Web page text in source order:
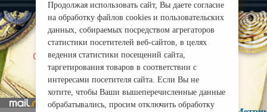
О нас |
mirprognoz@mail.ru
Продолжая использовать сайт, Вы даете согласие
на обработку файлов cookies и пользовательских
данных, собираемых посредством агрегаторов
статистики посетителей веб-сайтов, в целях
ведения статистики посещений сайта,
таргетирования товаров в соответствии с
интересами посетителя сайта. Если Вы не
хотите, чтобы Ваши вышеперечисленные данные
обрабатывались, просим отключить обработку